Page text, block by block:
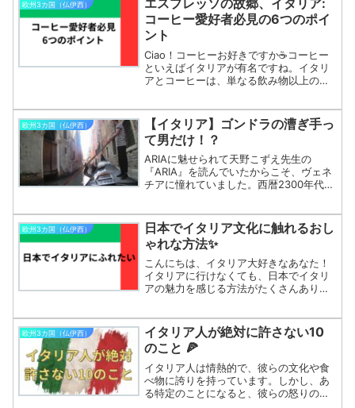
かりやすく説明します！1...
欧州3カ国（仏伊西）
エスプレッソの故郷、イタリア:
コーヒー愛好者必見の6つのポイ
ント
Ciao！コーヒーお好きですか☕️コーヒー
といえばイタリアが有名ですね。イタリ
アとコーヒーは、単なる飲み物以上の関
化の象徴となっています。1. イタリアの
コーヒー文化の...
欧州3カ国（仏伊西）
【イタリア】ゴンドラの漕ぎ手っ
て男だけ！？
ARIAに魅せられて天野こずえ先生の
『ARIA』を読んでいたからこそ、ヴェネ
チアに憧れていました。西暦2300年代、
した観光都市があります。主人公の水無
灯里がゴンドラ...
欧州3カ国（仏伊西）
日本でイタリア文化に触れるおし
ゃれな方法✨
こんにちは、イタリア大好きなあなた！
イタリアに行けなくても、日本でイタリ
アの魅力を感じる方法がたくさんありま
アンカフェ＆レストランで食事🍝日本の
都市部には、Instag...
欧州3カ国（仏伊西）
イタリア人が絶対に許さない10
のこと 🍕
イタリア人は情熱的で、彼らの文化や食
べ物に誇りを持っています。しかし、あ
る特定のことになると、彼らの怒りのボ